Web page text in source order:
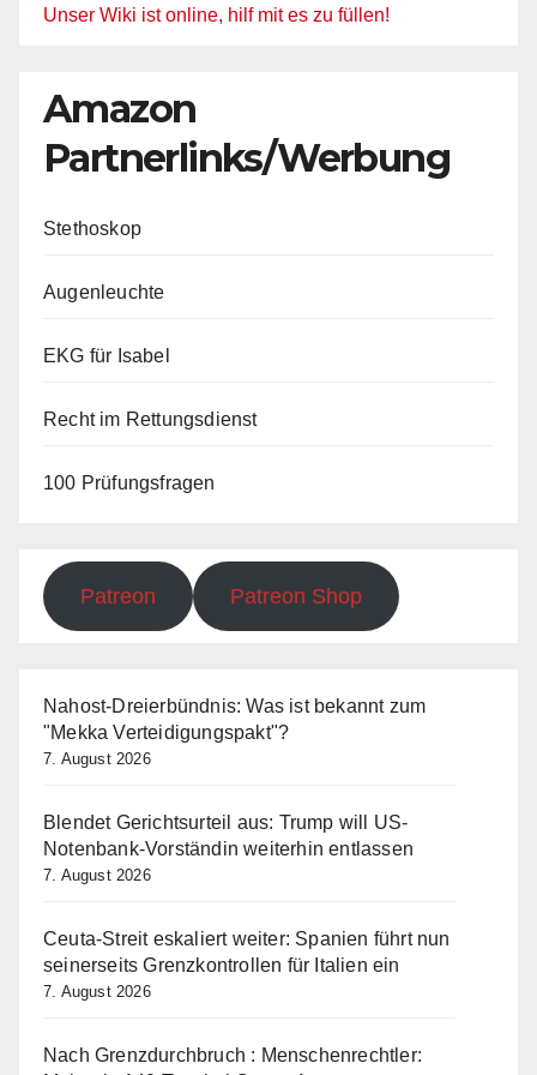
Unser Wiki ist online, hilf mit es zu füllen!
Amazon
Partnerlinks/Werbung
Stethoskop
Augenleuchte
EKG für Isabel
Recht im Rettungsdienst
100 Prüfungsfragen
Patreon Patreon Shop
Nahost-Dreierbündnis: Was ist bekannt zum
"Mekka Verteidigungspakt"?
7. August 2026
Blendet Gerichtsurteil aus: Trump will US-
Notenbank-Vorständin weiterhin entlassen
7. August 2026
Ceuta-Streit eskaliert weiter: Spanien führt nun
seinerseits Grenzkontrollen für Italien ein
7. August 2026
Nach Grenzdurchbruch : Menschenrechtler: